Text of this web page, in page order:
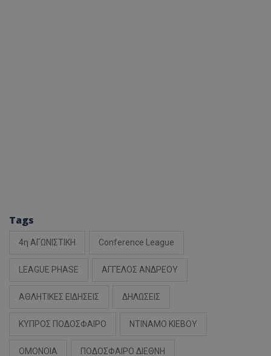
Tags
4η ΑΓΩΝΙΣΤΙΚΗ Conference League
LEAGUE PHASE ΑΓΓΕΛΟΣ ΑΝΔΡΕΟΥ
ΑΘΛΗΤΙΚΕΣ ΕΙΔΗΣΕΙΣ ΔΗΛΩΣΕΙΣ
ΚΥΠΡΟΣ ΠΟΔΟΣΦΑΙΡΟ ΝΤΙΝΑΜΟ ΚΙΕΒΟΥ
ΟΜΟΝΟΙΑ ΠΟΔΟΣΦΑΙΡΟ ΔΙΕΘΝΗ